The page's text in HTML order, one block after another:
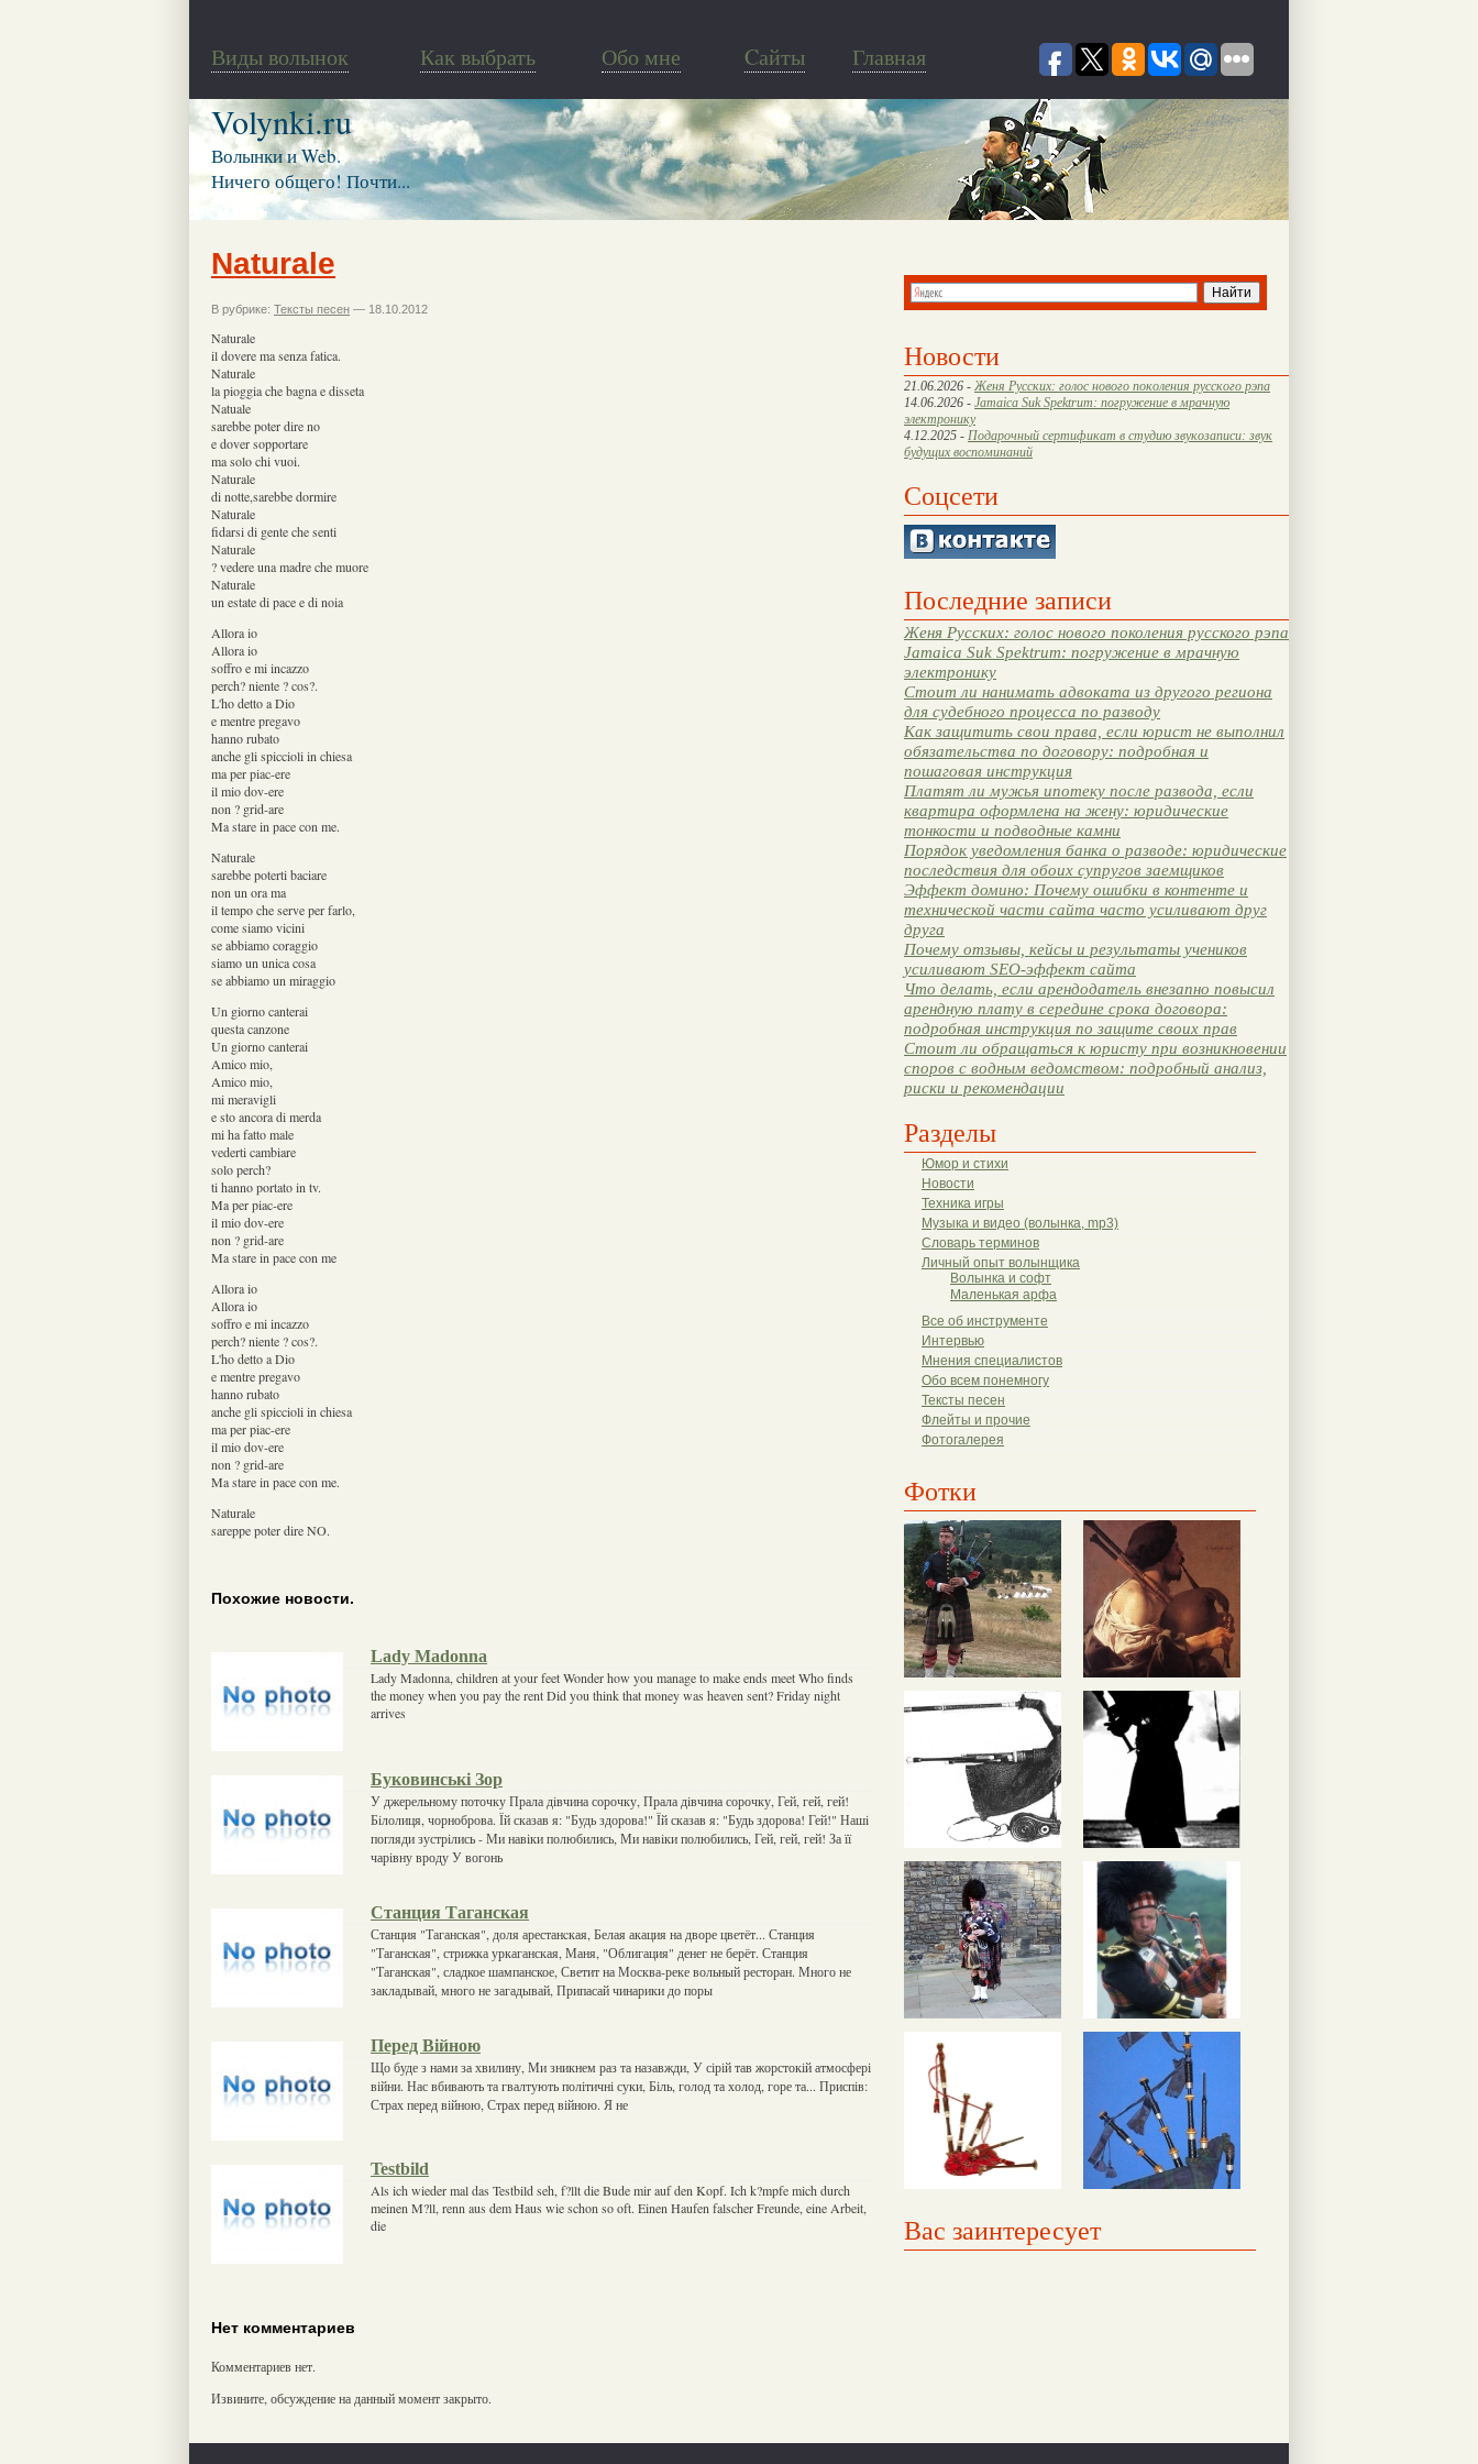
Виды волынок Как выбрать Обо мне Cайты Главная
Volynki.ru
Волынки и Web.
Ничего общего! Почти...
Новости
21.06.2026 - Женя Русских: голос нового поколения русского рэпа
14.06.2026 - Jamaica Suk Spektrum: погружение в мрачную
электронику
4.12.2025 - Подарочный сертификат в студию звукозаписи: звук
будущих воспоминаний
Соцсети
Последние записи
Женя Русских: голос нового поколения русского рэпа
Jamaica Suk Spektrum: погружение в мрачную
электронику
Стоит ли нанимать адвоката из другого региона
для судебного процесса по разводу
Как защитить свои права, если юрист не выполнил
обязательства по договору: подробная и
пошаговая инструкция
Платят ли мужья ипотеку после развода, если
квартира оформлена на жену: юридические
тонкости и подводные камни
Порядок уведомления банка о разводе: юридические
последствия для обоих супругов заемщиков
Эффект домино: Почему ошибки в контенте и
технической части сайта часто усиливают друг
друга
Почему отзывы, кейсы и результаты учеников
усиливают SEO-эффект сайта
Что делать, если арендодатель внезапно повысил
арендную плату в середине срока договора:
подробная инструкция по защите своих прав
Стоит ли обращаться к юристу при возникновении
споров с водным ведомством: подробный анализ,
риски и рекомендации
Разделы
Юмор и стихи
Новости
Техника игры
Музыка и видео (волынка, mp3)
Словарь терминов
Личный опыт волынщика
Волынка и софт
Маленькая арфа
Все об инструменте
Интервью
Мнения специалистов
Обо всем понемногу
Тексты песен
Флейты и прочие
Фотогалерея
Фотки
Вас заинтересует
Naturale
В рубрике: Тексты песен — 18.10.2012
Naturale
il dovere ma senza fatica.
Naturale
la pioggia che bagna e disseta
Natuale
sarebbe poter dire no
e dover sopportare
ma solo chi vuoi.
Naturale
di notte,sarebbe dormire
Naturale
fidarsi di gente che senti
Naturale
? vedere una madre che muore
Naturale
un estate di pace e di noia
Allora io
Allora io
soffro e mi incazzo
perch? niente ? cos?.
L'ho detto a Dio
e mentre pregavo
hanno rubato
anche gli spiccioli in chiesa
ma per piac-ere
il mio dov-ere
non ? grid-are
Ma stare in pace con me.
Naturale
sarebbe poterti baciare
non un ora ma
il tempo che serve per farlo,
come siamo vicini
se abbiamo coraggio
siamo un unica cosa
se abbiamo un miraggio
Un giorno canterai
questa canzone
Un giorno canterai
Amico mio,
Amico mio,
mi meravigli
e sto ancora di merda
mi ha fatto male
vederti cambiare
solo perch?
ti hanno portato in tv.
Ma per piac-ere
il mio dov-ere
non ? grid-are
Ma stare in pace con me
Allora io
Allora io
soffro e mi incazzo
perch? niente ? cos?.
L'ho detto a Dio
e mentre pregavo
hanno rubato
anche gli spiccioli in chiesa
ma per piac-ere
il mio dov-ere
non ? grid-are
Ma stare in pace con me.
Naturale
sareppe poter dire NO.
Похожие новости.
Lady Madonna
Lady Madonna, children at your feet Wonder how you manage to make ends meet Who finds
the money when you pay the rent Did you think that money was heaven sent? Friday night
arrives
Буковинські Зор
У джерельному поточку Прала дiвчина сорочку, Прала дiвчина сорочку, Гей, гей, гей!
Бiлолиця, чорноброва. Їй сказав я: "Будь здорова!" Їй сказав я: "Будь здорова! Гей!" Нашi
погляди зустрiлись - Ми навiки полюбились, Ми навiки полюбились, Гей, гей, гей! За її
чарiвну вроду У вогонь
Станция Таганская
Станция "Таганская", доля арестанcкая, Белая акация на дворе цветёт... Станция
"Таганская", стрижка уркаганская, Маня, "Облигация" денег не берёт. Станция
"Таганская", сладкое шампанское, Светит на Москва-реке вольный ресторан. Много не
закладывай, много не загадывай, Припасай чинарики до поры
Перед Війною
Що буде з нами за хвилину, Ми зникнем раз та назавжди, У сірій тав жорстокій атмосфері
війни. Нас вбивають та гвалтують політичні суки, Біль, голод та холод, горе та... Приспів:
Страх перед війною, Страх перед війною. Я не
Testbild
Als ich wieder mal das Testbild seh, f?llt die Bude mir auf den Kopf. Ich k?mpfe mich durch
meinen M?ll, renn aus dem Haus wie schon so oft. Einen Haufen falscher Freunde, eine Arbeit,
die
Нет комментариев
Комментариев нет.
Извините, обсуждение на данный момент закрыто.